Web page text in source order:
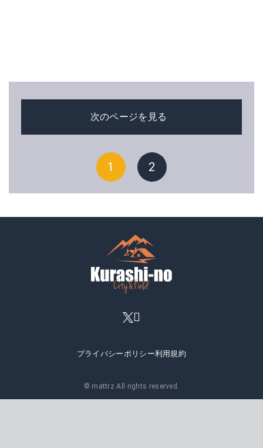
次のページを見る
1 2
プライバシーポリシー利用規約
© mattrz All rights reserved.